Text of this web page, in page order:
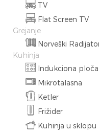
TV
Flat Screen TV
Grejanje
Norveški
Kuhinja
Indukciona ploča
Mikrotalasna
Ketler
Frižider
Kuhinja u sklopu